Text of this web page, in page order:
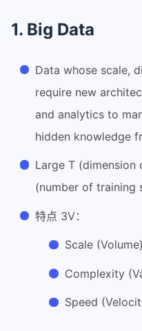
1. Big Data
Data whose scale,
require new
and analytics to
hidden knowledge
Large T
(number of training
特点 3V：
Scale
Complexity
Speed